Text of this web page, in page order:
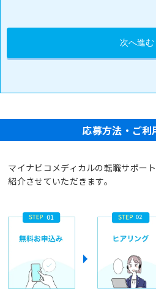
応募方法・ご利
マイナビコメディカルの転職サポー
紹介させていただきます。